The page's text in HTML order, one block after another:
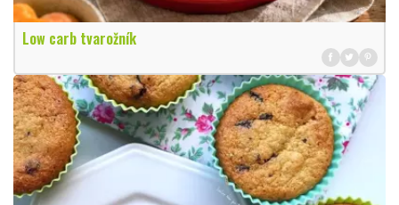
Low carb tvarožník